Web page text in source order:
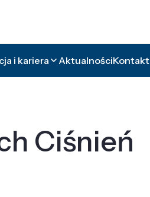
i kariera AktualnościKontakt
Ciśnień